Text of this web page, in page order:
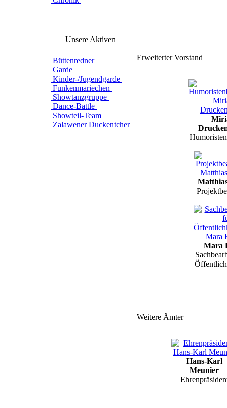
Unsere Aktiven
Büttenredner
Garde
Kinder-/Jugendgarde
Funkenmariechen
Showtanzgruppe
Dance-Battle
Showteil-Team
Zalawener Duckentcher
Erweiterter Vorstand
Mara
Weitere Ämter
Hans-Karl
Meunier